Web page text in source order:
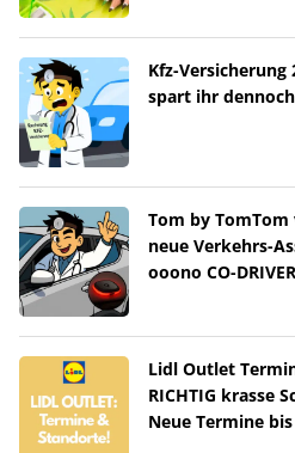
Kfz-Versicherung
spart ihr
Tom by
neue Verkehrs-
ooono CO-
Lidl Outlet
RICHTIG krasse
Neue Termine